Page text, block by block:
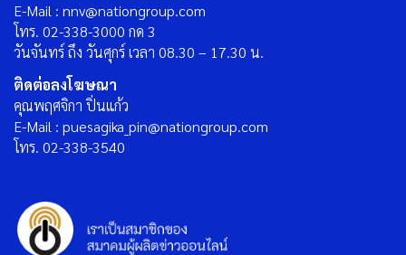
E-Mail : nnv@nationgroup.com
โทร. 02-338-3000 กด 3
วันจันทร์ ถึง วันศุกร์ เวลา 08.30 – 17.30 น.
ติดต่อลงโฆษณา
คุณพฤศจิกา ปิ่นแก้ว
E-Mail : puesagika_pin@nationgroup.com
โทร. 02-338-3540